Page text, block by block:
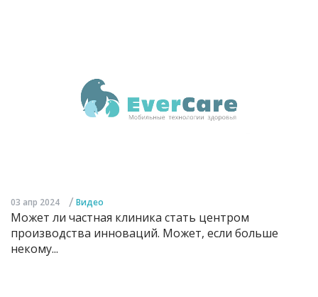
03 апр 2024 / Видео
Может ли частная клиника стать центром
производства инноваций. Может, если больше
некому...